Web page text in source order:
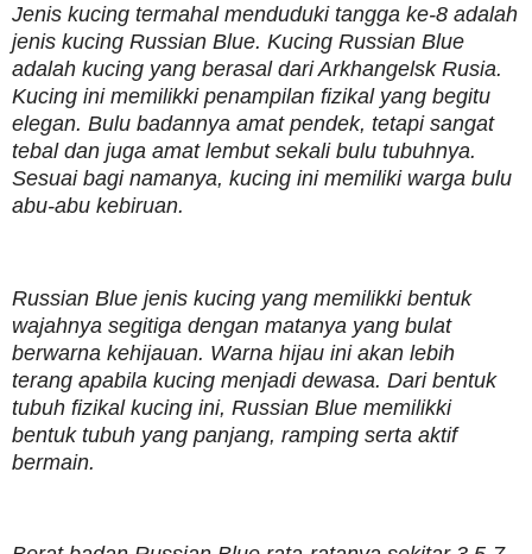
Jenis kucing termahal menduduki tangga ke-8 adalah
jenis kucing Russian Blue. Kucing Russian Blue
adalah kucing yang berasal dari Arkhangelsk Rusia.
Kucing ini memilikki penampilan fizikal yang begitu
elegan. Bulu badannya amat pendek, tetapi sangat
tebal dan juga amat lembut sekali bulu tubuhnya.
Sesuai bagi namanya, kucing ini memiliki warga bulu
abu-abu kebiruan.
Russian Blue jenis kucing yang memilikki bentuk
wajahnya segitiga dengan matanya yang bulat
berwarna kehijauan. Warna hijau ini akan lebih
terang apabila kucing menjadi dewasa. Dari bentuk
tubuh fizikal kucing ini, Russian Blue memilikki
bentuk tubuh yang panjang, ramping serta aktif
bermain.